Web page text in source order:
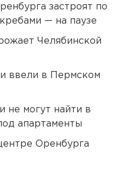
застроят по
— на паузе
Челябинской
ввели в Пермском
не могут найти в
апартаменты
Оренбурга